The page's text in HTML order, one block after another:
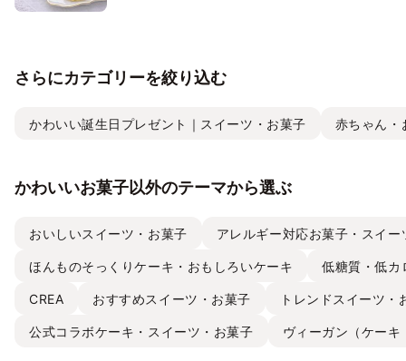
さらにカテゴリーを絞り込む
かわいい誕生日プレゼント｜スイーツ・お菓子 赤ちゃん・
かわいいお菓子以外のテーマから選ぶ
おいしいスイーツ・お菓子 アレルギー対応お菓子・スイー
ほんものそっくりケーキ・おもしろいケーキ 低糖質・低カ
CREA おすすめスイーツ・お菓子 トレンドスイーツ・
公式コラボケーキ・スイーツ・お菓子 ヴィーガン（ケー